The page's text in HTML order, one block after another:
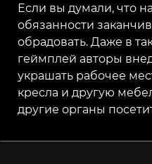
Если вы думали, что
обязанности
обрадовать. Даже в
геймплей авторы
украшать рабочее
кресла и другую
другие органы